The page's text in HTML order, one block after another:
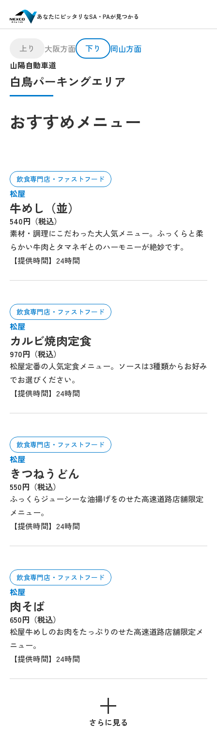
あなたにピッタリなSA・PAが見つかる
山陽自動車道
白鳥パーキングエリア
上り 大阪方面 下り 岡山方面
おすすめメニュー
飲食専門店・ファストフード
松屋
牛めし（並）
540円（税込）
素材・調理にこだわった大人気メニュー。ふっくらと柔
らかい牛肉とタマネギとのハーモニーが絶妙です。
【提供時間】24時間
飲食専門店・ファストフード
松屋
カルビ焼肉定食
970円（税込）
松屋定番の人気定食メニュー。ソースは3種類からお好み
でお選びください。
【提供時間】24時間
飲食専門店・ファストフード
松屋
きつねうどん
550円（税込）
ふっくらジューシーな油揚げをのせた高速道路店舗限定
メニュー。
【提供時間】24時間
飲食専門店・ファストフード
松屋
肉そば
650円（税込）
松屋牛めしのお肉をたっぷりのせた高速道路店舗限定メ
ニュー。
【提供時間】24時間
さらに見る